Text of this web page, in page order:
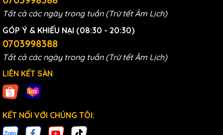
Tất cả các ngày trong tuần (Trừ tết Âm Lịch)
GÓP Ý & KHIẾU NẠI (08:30 - 20:30)
0703998388
Tất cả các ngày trong tuần (Trừ tết Âm Lịch)
LIÊN KẾT SÀN
KẾT NỐI VỚI CHÚNG TÔI: